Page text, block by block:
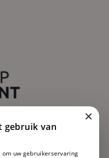
×
gebruik van
om uw gebruikerservaring